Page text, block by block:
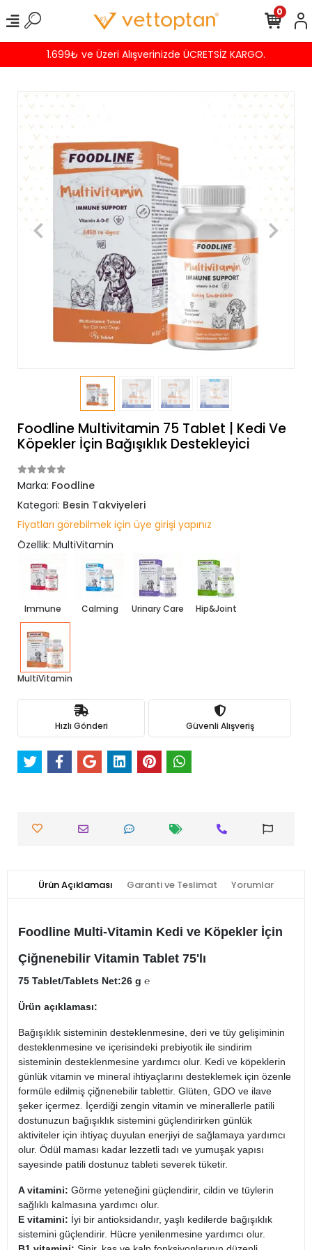
1.699₺ ve Üzeri Alışverinizde ÜCRETSİZ KARGO.
0
Foodline Multivitamin 75 Tablet | Kedi Ve
Köpekler İçin Bağışıklık Destekleyici
Marka: Foodline
Kategori: Besin Takviyeleri
Fiyatları görebilmek için üye girişi yapınız
Özellik: MultiVitamin
Immune Calming Urinary Care Hip&Joint
MultiVitamin
Hızlı Gönderi Güvenli Alışveriş
Ürün Açıklaması Garanti ve Teslimat Yorumlar
Foodline Multi-Vitamin Kedi ve Köpekler İçin
Çiğnenebilir Vitamin Tablet 75'lı
75 Tablet/Tablets Net:26 g ℮
Ürün açıklaması:
Bağışıklık sisteminin desteklenmesine, deri ve tüy gelişiminin
desteklenmesine ve içerisindeki prebiyotik ile sindirim
sisteminin desteklenmesine yardımcı olur. Kedi ve köpeklerin
günlük vitamin ve mineral ihtiyaçlarını desteklemek için özenle
formüle edilmiş çiğnenebilir tablettir. Glüten, GDO ve ilave
şeker içermez. İçerdiği zengin vitamin ve minerallerle patili
dostunuzun bağışıklık sistemini güçlendirirken günlük
aktiviteler için ihtiyaç duyulan enerjiyi de sağlamaya yardımcı
olur. Ödül maması kadar lezzetli tadı ve yumuşak yapısı
sayesinde patili dostunuz tableti severek tüketir.
A vitamini: Görme yeteneğini güçlendirir, cildin ve tüylerin
sağlıklı kalmasına yardımcı olur.
E vitamini: İyi bir antioksidandır, yaşlı kedilerde bağışıklık
sistemini güçlendirir. Hücre yenilenmesine yardımcı olur.